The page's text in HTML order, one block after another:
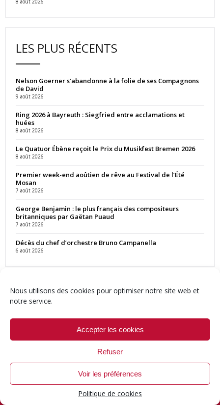
Nous utilisons des cookies pour optimiser notre site web et
notre service.
Accepter les cookies
Refuser
Voir les préférences
Politique de cookies
LES PLUS RÉCENTS
Nelson Goerner s’abandonne à la folie de ses Compagnons
de David
9 août 2026
Ring 2026 à Bayreuth : Siegfried entre acclamations et
huées
8 août 2026
Le Quatuor Ébène reçoit le Prix du Musikfest Bremen 2026
8 août 2026
Premier week-end aoûtien de rêve au Festival de l’Été
Mosan
7 août 2026
George Benjamin : le plus français des compositeurs
britanniques par Gaëtan Puaud
7 août 2026
Décès du chef d’orchestre Bruno Campanella
6 août 2026
© 1999-2026 ResMusica.net Tous droits réservés.